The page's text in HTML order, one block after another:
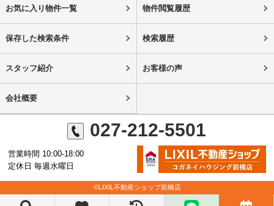
お気に入り物件一覧 物件閲覧履歴
保存した検索条件 検索履歴
スタッフ紹介 お客様の声
会社概要
027-212-5501
営業時間 10:00-18:00
定休日 毎週水曜日
©LIXIL不動産ショップ前橋店